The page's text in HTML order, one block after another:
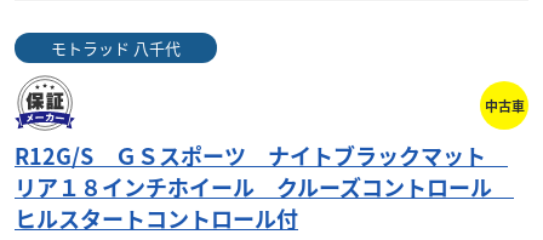
モトラッド 八千代
中古車
R12G/S ＧＳスポーツ ナイトブラックマット
リア１８インチホイール クルーズコントロール
ヒルスタートコントロール付